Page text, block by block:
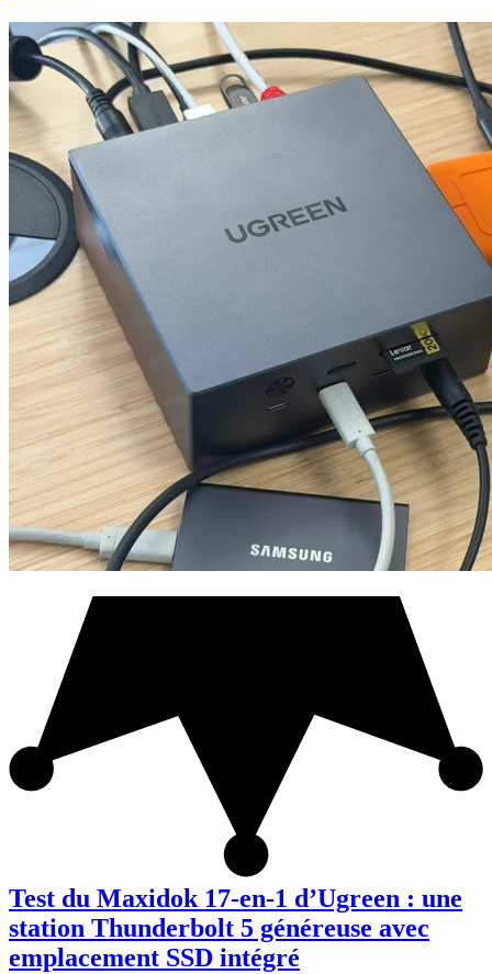
Test du Maxidok 17-en-1 d’Ugreen : une
station Thunderbolt 5 généreuse avec
emplacement SSD intégré